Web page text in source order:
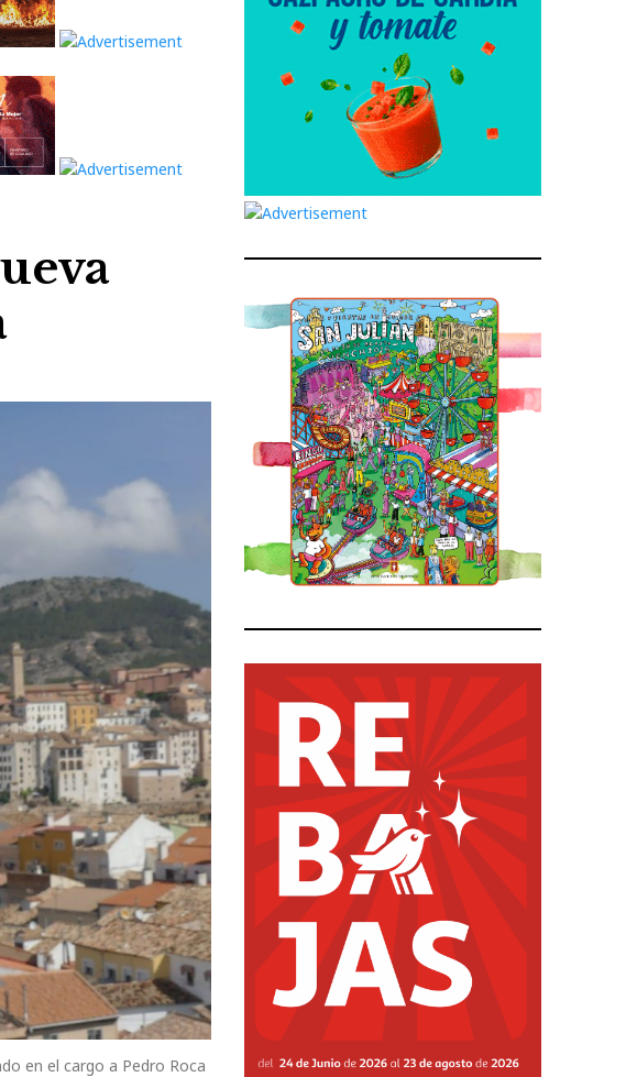
en el cargo a Pedro Roca